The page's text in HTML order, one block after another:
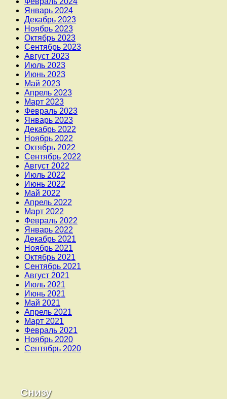
Январь 2024
Декабрь 2023
Ноябрь 2023
Октябрь 2023
Сентябрь 2023
Август 2023
Июль 2023
Июнь 2023
Май 2023
Апрель 2023
Март 2023
Февраль 2023
Январь 2023
Декабрь 2022
Ноябрь 2022
Октябрь 2022
Сентябрь 2022
Август 2022
Июль 2022
Июнь 2022
Май 2022
Апрель 2022
Март 2022
Февраль 2022
Январь 2022
Декабрь 2021
Ноябрь 2021
Октябрь 2021
Сентябрь 2021
Август 2021
Июль 2021
Июнь 2021
Май 2021
Апрель 2021
Март 2021
Февраль 2021
Ноябрь 2020
Сентябрь 2020
Снизу